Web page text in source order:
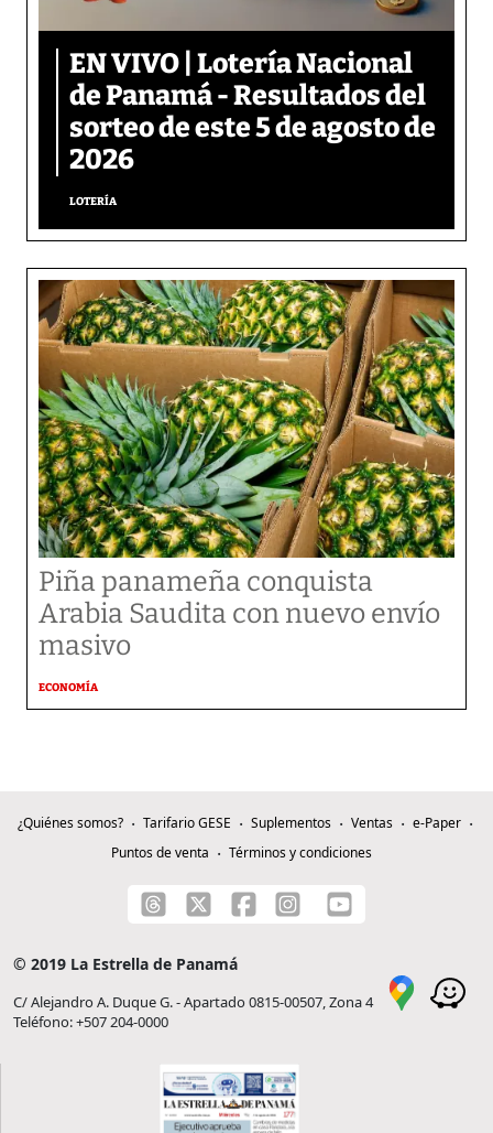
EN VIVO | Lotería Nacional
de Panamá - Resultados del
sorteo de este 5 de agosto de
2026
LOTERÍA
Piña panameña conquista
Arabia Saudita con nuevo envío
masivo
ECONOMÍA
¿Quiénes somos? Tarifario GESE Suplementos Ventas
e-Paper
Puntos de venta
Términos y condiciones
© 2019 La Estrella de Panamá
C/ Alejandro A. Duque G. - Apartado 0815-00507, Zona 4
Teléfono: +507 204-0000